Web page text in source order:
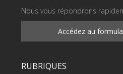
Nous vous répondrons
Accédez au
RUBRIQUES